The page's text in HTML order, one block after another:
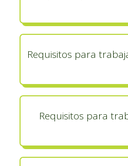
Requisitos para
Requisitos para